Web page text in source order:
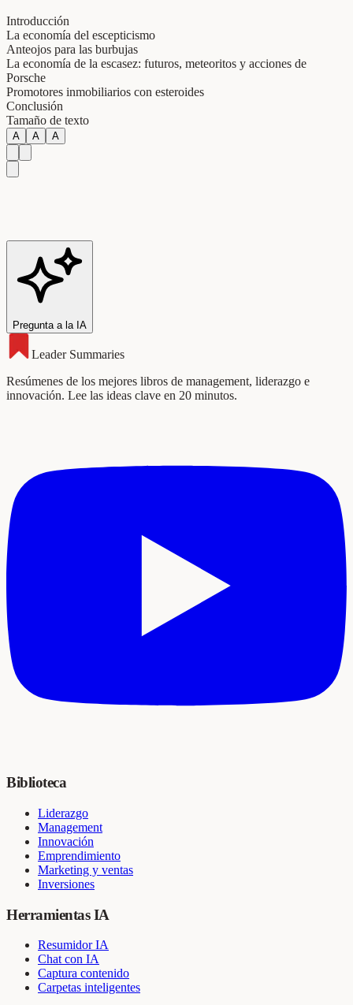
Introducción
La economía del escepticismo
Anteojos para las burbujas
La economía de la escasez: futuros, meteoritos y acciones de
Porsche
Promotores inmobiliarios con esteroides
Conclusión
Tamaño de texto
A A A
Pregunta a la IA
Leader Summaries
Resúmenes de los mejores libros de management, liderazgo e
innovación. Lee las ideas clave en 20 minutos.
Biblioteca
Liderazgo
Management
Innovación
Emprendimiento
Marketing y ventas
Inversiones
Herramientas IA
Resumidor IA
Chat con IA
Captura contenido
Carpetas inteligentes